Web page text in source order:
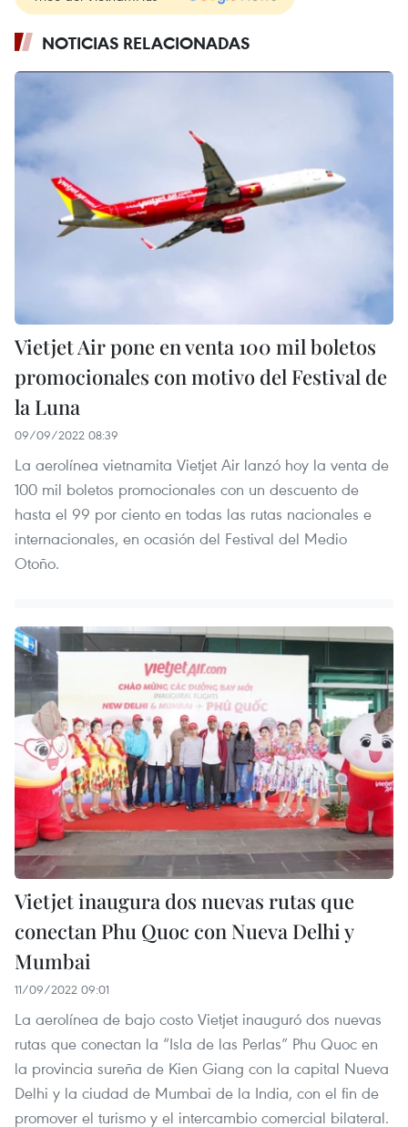
NOTICIAS RELACIONADAS
Vietjet Air pone en venta 100 mil boletos
promocionales con motivo del Festival de
la Luna
09/09/2022 08:39
La aerolínea vietnamita Vietjet Air lanzó hoy la venta de
100 mil boletos promocionales con un descuento de
hasta el 99 por ciento en todas las rutas nacionales e
internacionales, en ocasión del Festival del Medio
Otoño.
Vietjet inaugura dos nuevas rutas que
conectan Phu Quoc con Nueva Delhi y
Mumbai
11/09/2022 09:01
La aerolínea de bajo costo Vietjet inauguró dos nuevas
rutas que conectan la “Isla de las Perlas” Phu Quoc en
la provincia sureña de Kien Giang con la capital Nueva
Delhi y la ciudad de Mumbai de la India, con el fin de
promover el turismo y el intercambio comercial bilateral.